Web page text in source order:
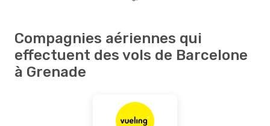
Compagnies aériennes qui
effectuent des vols de Barcelone
à Grenade